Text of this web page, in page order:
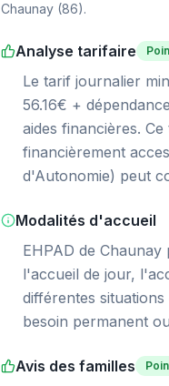
Chaunay (86).
Analyse tarifaire
Le tarif journalier
56.16€ +
aides financières.
financièrement
d'Autonomie) peut
Modalités d'accueil
EHPAD de
l'accueil de jour,
différentes
besoin permanent
Avis des familles